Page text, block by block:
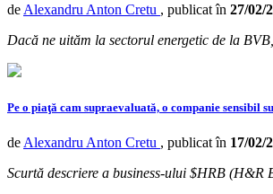
de Alexandru Anton Cretu , publicat în 27/02/
Dacă ne uităm la sectorul energetic de la
Pe o piaţă cam supraevaluată, o companie sensibil
de Alexandru Anton Cretu , publicat în 17/02/
Scurtă descriere a business-ului $HRB (H&R